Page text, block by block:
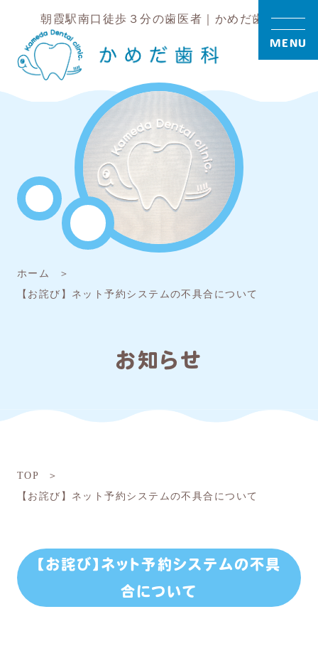
朝霞駅南口徒歩３分の歯医者｜かめだ歯科
ホーム
【お詫び】ネット予約システムの不具合について
お知らせ
TOP
【お詫び】ネット予約システムの不具合について
【お詫び】ネット予約システムの不具
合について
MENU